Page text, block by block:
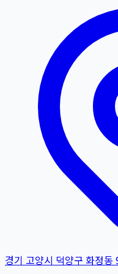
경기 고양시 덕양구 화정